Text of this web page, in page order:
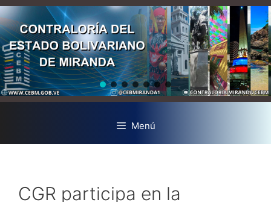
Menú
CGR participa en la